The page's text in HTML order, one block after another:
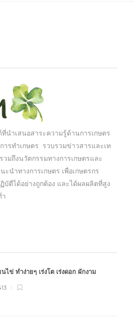
ที่นำเสนอสาระความรู้ด้านการเกษตร
ารทำเกษตร รวบรวมข่าวสารและเท
มถึงนวัตกรรมทางการเกษตรและ
นำทางการเกษตร เพื่อเกษตรกร
บัตืได้อย่างถูกต้อง และได้ผลผลิตที่สูง
ไข่ ทำง่ายๆ เร่งโต เร่งดอก ผักงาม